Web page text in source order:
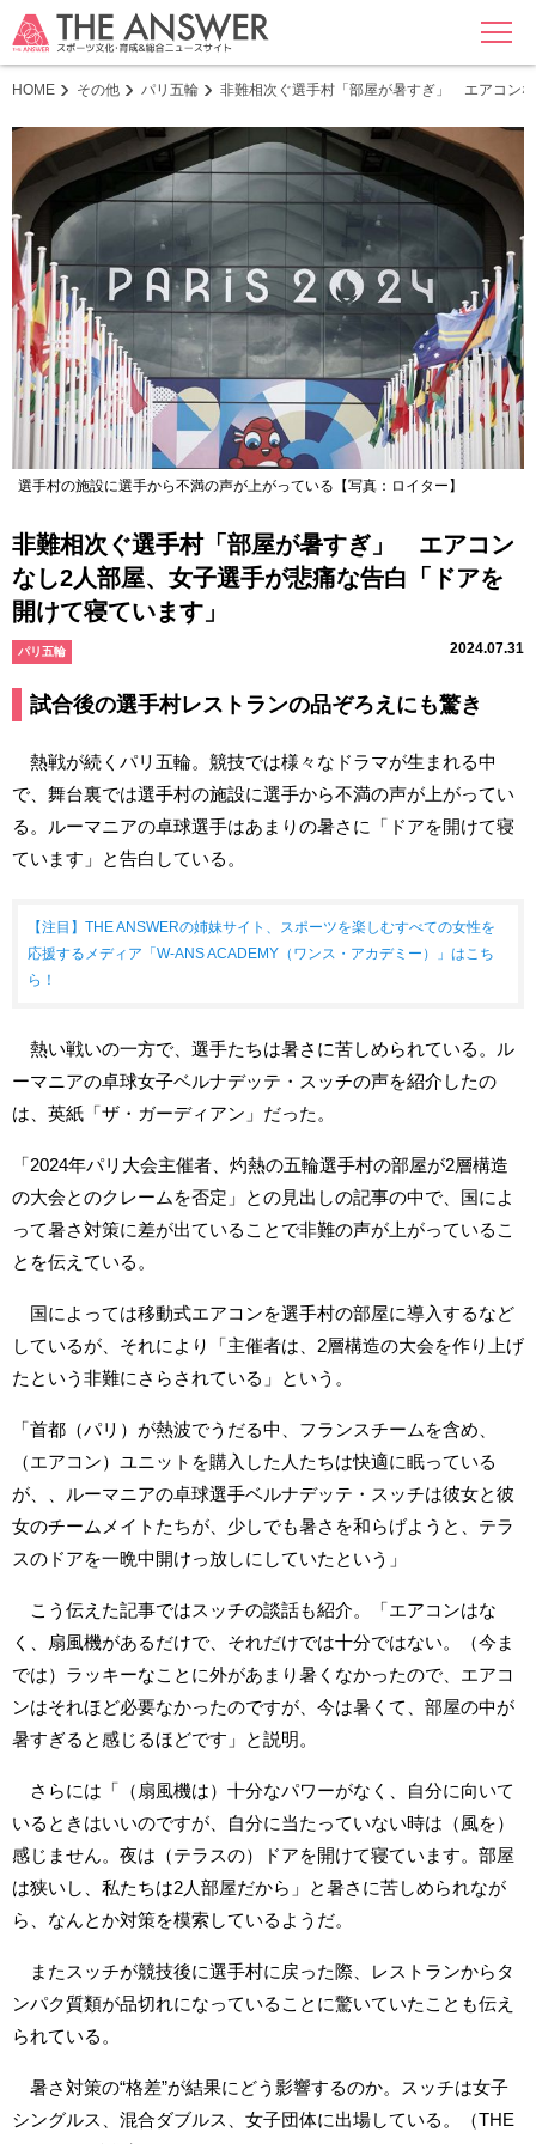
MENU
HOME その他 パリ五輪 非難相次ぐ選手村「部屋が暑すぎ」 エアコン
選手村の施設に選手から不満の声が上がっている【写真：ロイター】
非難相次ぐ選手村「部屋が暑すぎ」 エアコン
なし2人部屋、女子選手が悲痛な告白「ドアを
開けて寝ています」
パリ五輪 2024.07.31
試合後の選手村レストランの品ぞろえにも驚き
熱戦が続くパリ五輪。競技では様々なドラマが生まれる中
で、舞台裏では選手村の施設に選手から不満の声が上がってい
る。ルーマニアの卓球選手はあまりの暑さに「ドアを開けて寝
ています」と告白している。
【注目】THE ANSWERの姉妹サイト、スポーツを楽しむすべての女性を
応援するメディア「W-ANS ACADEMY（ワンス・アカデミー）」はこち
ら！
熱い戦いの一方で、選手たちは暑さに苦しめられている。ル
ーマニアの卓球女子ベルナデッテ・スッチの声を紹介したの
は、英紙「ザ・ガーディアン」だった。
「2024年パリ大会主催者、灼熱の五輪選手村の部屋が2層構造
の大会とのクレームを否定」との見出しの記事の中で、国によ
って暑さ対策に差が出ていることで非難の声が上がっているこ
とを伝えている。
国によっては移動式エアコンを選手村の部屋に導入するなど
しているが、それにより「主催者は、2層構造の大会を作り上げ
たという非難にさらされている」という。
「首都（パリ）が熱波でうだる中、フランスチームを含め、
（エアコン）ユニットを購入した人たちは快適に眠っている
が、、ルーマニアの卓球選手ベルナデッテ・スッチは彼女と彼
女のチームメイトたちが、少しでも暑さを和らげようと、テラ
スのドアを一晩中開けっ放しにしていたという」
こう伝えた記事ではスッチの談話も紹介。「エアコンはな
く、扇風機があるだけで、それだけでは十分ではない。（今ま
では）ラッキーなことに外があまり暑くなかったので、エアコ
ンはそれほど必要なかったのですが、今は暑くて、部屋の中が
暑すぎると感じるほどです」と説明。
さらには「（扇風機は）十分なパワーがなく、自分に向いて
いるときはいいのですが、自分に当たっていない時は（風を）
感じません。夜は（テラスの）ドアを開けて寝ています。部屋
は狭いし、私たちは2人部屋だから」と暑さに苦しめられなが
ら、なんとか対策を模索しているようだ。
またスッチが競技後に選手村に戻った際、レストランからタ
ンパク質類が品切れになっていることに驚いていたことも伝え
られている。
暑さ対策の“格差”が結果にどう影響するのか。スッチは女子
シングルス、混合ダブルス、女子団体に出場している。（THE